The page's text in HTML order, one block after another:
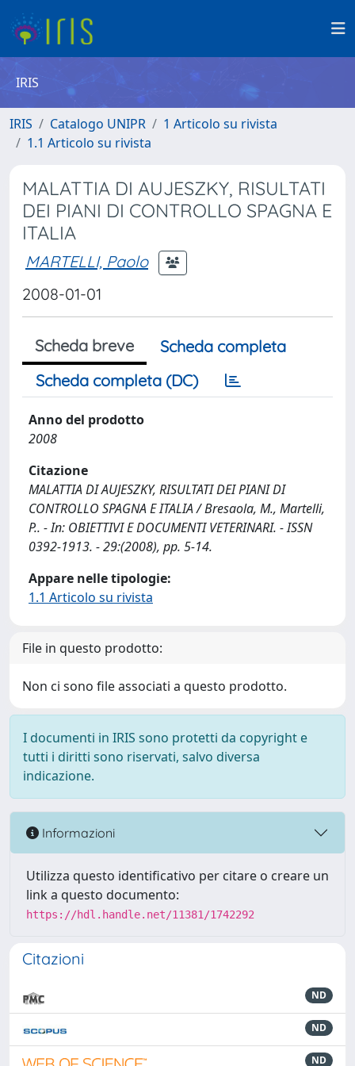
IRIS
IRIS Catalogo UNIPR
1 Articolo su rivista
1.1 Articolo su rivista
MALATTIA DI AUJESZKY, RISULTATI
DEI PIANI DI CONTROLLO SPAGNA E
ITALIA
MARTELLI, Paolo
2008-01-01
Scheda breve
Scheda completa
Scheda completa (DC)
Anno del prodotto
2008
Citazione
MALATTIA DI AUJESZKY, RISULTATI DEI PIANI DI
CONTROLLO SPAGNA E ITALIA / Bresaola, M., Martelli,
P.. - In: OBIETTIVI E DOCUMENTI VETERINARI. - ISSN
0392-1913. - 29:(2008), pp. 5-14.
Appare nelle tipologie:
1.1 Articolo su rivista
File in questo prodotto:
Non ci sono file associati a questo prodotto.
I documenti in IRIS sono protetti da copyright e
tutti i diritti sono riservati, salvo diversa
indicazione.
Informazioni
Utilizza questo identificativo per citare o creare un
link a questo documento:
https://hdl.handle.net/11381/1742292
Citazioni
ND
ND
ND